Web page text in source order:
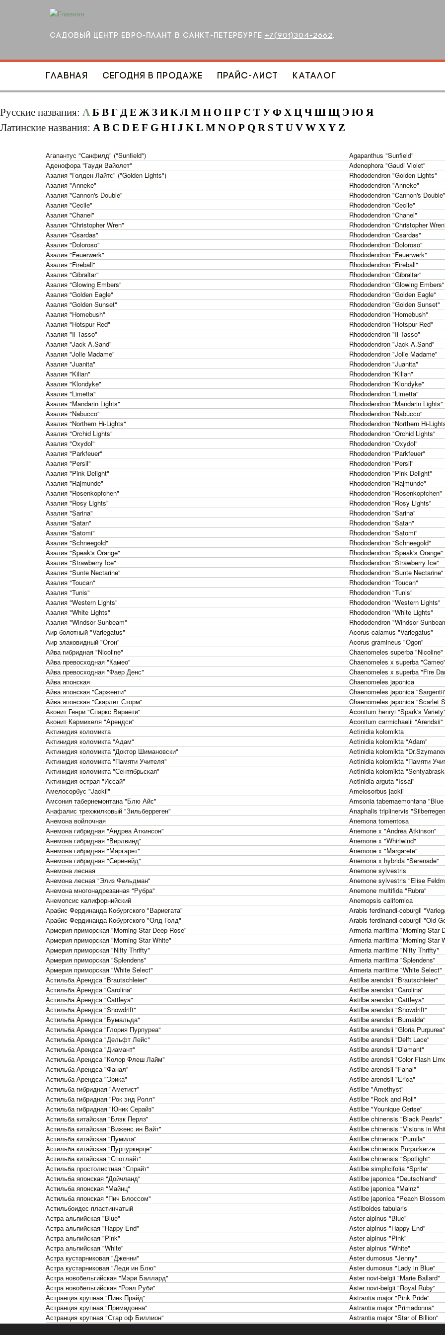
Садовый центр Евро-плант в Санкт-Петербурге +7(901)304-2662.
Главная Сегодня в продаже Прайс-лист Каталог
Русские названия: А Б В Г Д Е Ж З И К Л М Н О П Р С Т У Ф Х Ц Ч Ш Щ Э Ю Я
Латинские названия: A B C D E F G H I J K L M N O P Q R S T U V W X Y Z
Агапантус "Санфилд" ("Sunfield")
Agapanthus "Sunfield"
Аденофора "Гауди Вайолет"
Adenophora "Gaudi Violet"
Азалия "Голден Лайтс" ("Golden Lights")
Rhododendron "Golden Lights"
Азалия "Anneke"
Rhododendron "Anneke"
Азалия "Cannon's Double"
Rhododendron "Cannon's Double"
Азалия "Cecile"
Rhododendron "Cecile"
Азалия "Chanel"
Rhododendron "Chanel"
Азалия "Christopher Wren"
Rhododendron "Christopher
Азалия "Csardas"
Rhododendron "Csardas"
Азалия "Doloroso"
Rhododendron "Doloroso"
Азалия "Feuerwerk"
Rhododendron "Feuerwerk"
Азалия "Fireball"
Rhododendron "Fireball"
Азалия "Gibraltar"
Rhododendron "Gibraltar"
Азалия "Glowing Embers"
Rhododendron "Glowing Embers"
Азалия "Golden Eagle"
Rhododendron "Golden Eagle"
Азалия "Golden Sunset"
Rhododendron "Golden Sunset"
Азалия "Homebush"
Rhododendron "Homebush"
Азалия "Hotspur Red"
Rhododendron "Hotspur Red"
Азалия "Il Tasso"
Rhododendron "Il Tasso"
Азалия "Jack A.Sand"
Rhododendron "Jack A.Sand"
Азалия "Jolie Madame"
Rhododendron "Jolie Madame"
Азалия "Juanita"
Rhododendron "Juanita"
Азалия "Kilian"
Rhododendron "Kilian"
Азалия "Klondyke"
Rhododendron "Klondyke"
Азалия "Limetta"
Rhododendron "Limetta"
Азалия "Mandarin Lights"
Rhododendron "Mandarin Lights"
Азалия "Nabucco"
Rhododendron "Nabucco"
Азалия "Northern Hi-Lights"
Rhododendron "Northern Hi-
Азалия "Orchid Lights"
Rhododendron "Orchid Lights"
Азалия "Oxydol"
Rhododendron "Oxydol"
Азалия "Parkfeuer"
Rhododendron "Parkfeuer"
Азалия "Persil"
Rhododendron "Persil"
Азалия "Pink Delight"
Rhododendron "Pink Delight"
Азалия "Rajmunde"
Rhododendron "Rajmunde"
Азалия "Rosenkopfchen"
Rhododendron "Rosenkopfchen"
Азалия "Rosy Lights"
Rhododendron "Rosy Lights"
Азалия "Sarina"
Rhododendron "Sarina"
Азалия "Satan"
Rhododendron "Satan"
Азалия "Satomi"
Rhododendron "Satomi"
Азалия "Schneegold"
Rhododendron "Schneegold"
Азалия "Speak's Orange"
Rhododendron "Speak's Orange"
Азалия "Strawberry Ice"
Rhododendron "Strawberry Ice"
Азалия "Sunte Nectarine"
Rhododendron "Sunte Nectarine"
Азалия "Toucan"
Rhododendron "Toucan"
Азалия "Tunis"
Rhododendron "Tunis"
Азалия "Western Lights"
Rhododendron "Western Lights"
Азалия "White Lights"
Rhododendron "White Lights"
Азалия "Windsor Sunbeam"
Rhododendron "Windsor
Аир болотный "Variegatus"
Acorus calamus "Variegatus"
Аир злаковидный "Огон"
Acorus gramineus "Ogon"
Айва гибридная "Nicoline"
Chaenomeles superba "Nicoline"
Айва превосходная "Камео"
Chaenomeles x superba
Айва превосходная "Фаер Денс"
Chaenomeles x superba "Fire
Айва японская
Chaenomeles japonica
Айва японская "Сарженти"
Chaenomeles japonica
Айва японская "Скарлет Сторм"
Chaenomeles japonica "Scarlet
Аконит Генри "Спаркс Вараети"
Aconitum henryi "Spark's
Аконит Кармихеля "Арендси"
Aconitum carmichaelii "Arendsii"
Актинидия коломикта
Actinidia kolomikta
Актинидия коломикта "Адам"
Actinidia kolomikta "Adam"
Актинидия коломикта "Доктор Шимановски"
Actinidia kolomikta
Актинидия коломикта "Памяти Учителя"
Actinidia kolomikta "Памяти
Актинидия коломикта "Сентябрьская"
Actinidia kolomikta
Актинидия острая "Иссай"
Actinidia arguta "Issai"
Амелосорбус "Jackii"
Amelosorbus jackii
Амсония табернемонтана "Блю Айс"
Amsonia tabernaemontana
Анафалис трехжилковый "Зильберреген"
Anaphalis triplinervis
Анемона войлочная
Anemona tomentosa
Анемона гибридная "Андреа Аткинсон"
Anemone x "Andrea Atkinson"
Анемона гибридная "Вирлвинд"
Anemone x "Whirlwind"
Анемона гибридная "Маргарет"
Anemone x "Margarete"
Анемона гибридная "Серенейд"
Anemona х hybrida "Serenade"
Анемона лесная
Anemone sylvestris
Анемона лесная "Элиз Фельдман"
Anemone sylvestris "Elise
Анемона многонадрезанная "Рубра"
Anemone multifida "Rubra"
Анемопсис калифорнийский
Anemopsis californica
Арабис Фердинанда Кобургского "Вариегата"
Arabis ferdinandi-coburgii
Арабис Фердинанда Кобургского "Олд Голд"
Arabis ferdinandi-coburgii "Old
Армерия приморская "Morning Star Deep Rose"
Armeria maritima "Morning Star
Армерия приморская "Morning Star White"
Armeria maritima "Morning Star
Армерия приморская "Nifty Thrifty"
Armeria maritime "Nifty Thrifty"
Армерия приморская "Splendens"
Armeria maritima "Splendens"
Армерия приморская "White Select"
Armeria maritime "White Select"
Астильба Арендса "Brautschleier"
Astilbe arendsii "Brautschleier"
Астильба Арендса "Carolina"
Astilbe arendsii "Carolina"
Астильба Арендса "Cattleya"
Astilbe arendsii "Cattleya"
Астильба Арендса "Snowdrift"
Astilbe arendsii "Snowdrift"
Астильба Арендса "Бумальда"
Astilbe arendsii "Bumalda"
Астильба Арендса "Глория Пурпуреа"
Astilbe arendsii "Gloria Purpurea"
Астильба Арендса "Дельфт Лейс"
Astilbe arendsii "Delft Lace"
Астильба Арендса "Диамант"
Astilbe arendsii "Diamant"
Астильба Арендса "Колор Флеш Лайм"
Astilbe arendsii "Color Flash
Астильба Арендса "Фанал"
Astilbe arendsii "Fanal"
Астильба Арендса "Эрика"
Astilbe arendsii "Erica"
Астильба гибридная "Аметист"
Astilbe "Amethyst"
Астильба гибридная "Рок энд Ролл"
Astilbe "Rock and Roll"
Астильба гибридная "Юник Серайз"
Astilbe "Younique Cerise"
Астильба китайская "Блэк Перлз"
Astilbe chinensis "Black Pearls"
Астильба китайская "Виженс ин Вайт"
Astilbe chinensis "Visions in
Астильба китайская "Пумила"
Astilbe chinensis "Pumila"
Астильба китайская "Пурпуркерце"
Astilbe chinensis Purpurkerze
Астильба китайская "Спотлайт"
Astilbe chinensis "Spotlight"
Астильба простолистная "Спрайт"
Astilbe simplicifolia "Sprite"
Астильба японская "Дойчланд"
Astilbe japonica "Deutschland"
Астильба японская "Майнц"
Astilbe japonica "Mainz"
Астильба японская "Пич Блоссом"
Astilbe japonica "Peach
Астильбоидес пластинчатый
Astilboides tabularis
Астра альпийская "Blue"
Aster alpinus "Blue"
Астра альпийская "Happy End"
Aster alpinus "Happy End"
Астра альпийская "Pink"
Aster alpinus "Pink"
Астра альпийская "White"
Aster alpinus "White"
Астра кустарниковая "Дженни"
Aster dumosus "Jenny"
Астра кустарниковая "Леди ин Блю"
Aster dumosus "Lady in Blue"
Астра новобельгийская "Мэри Баллард"
Aster novi-belgii "Marie Ballard"
Астра новобельгийская "Роял Руби"
Aster novi-belgii "Royal Ruby"
Астранция крупная "Пинк Прайд"
Astrantia major "Pink Pride"
Астранция крупная "Примадонна"
Astrantia major "Primadonna"
Астранция крупная "Стар оф Биллион"
Astrantia major "Star of Billion"